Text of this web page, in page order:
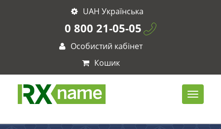
UAH Українська
0 800 21-05-05
Особистий кабінет
Кошик